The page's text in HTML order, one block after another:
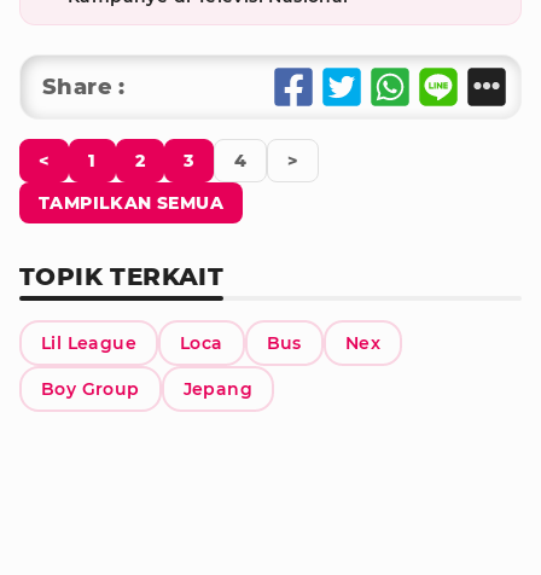
Share :
< 1 2 3 4
>
TAMPILKAN SEMUA
TOPIK TERKAIT
Lil League Loca Bus Nex
Boy Group Jepang